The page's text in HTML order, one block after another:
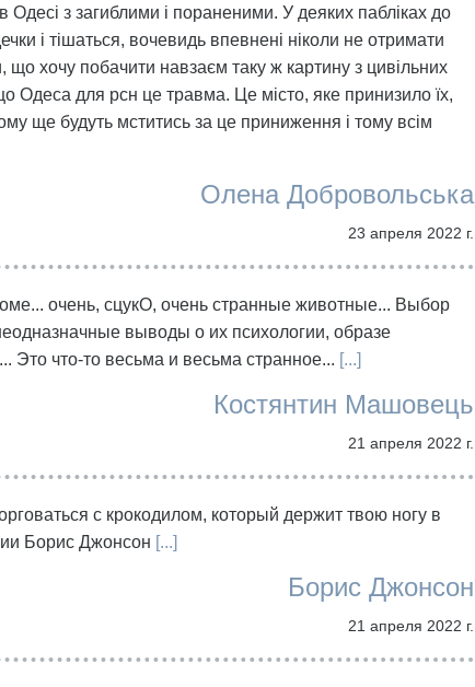
з загиблими і пораненими. У деяких пабліках до
і тішаться, вочевидь впевнені ніколи не отримати
що хочу побачити навзаєм таку ж картину з цивільних
Одеса для рсн це травма. Це місто, яке принизило їх,
ще будуть мститись за це приниження і тому всім
Олена Добровольська
23 апреля 2022 г.
очень, сцукО, очень странные животные... Выбор
выводы о их психологии, образе
что-то весьма и весьма странное... [...]
Костянтин Машовець
21 апреля 2022 г.
с крокодилом, который держит твою ногу в
Борис Джонсон [...]
Борис Джонсон
21 апреля 2022 г.